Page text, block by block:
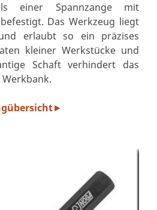
einer Spannzange mit
Das Werkzeug liegt
erlaubt so ein präzises
kleiner Werkstücke und
Schaft verhindert das
►